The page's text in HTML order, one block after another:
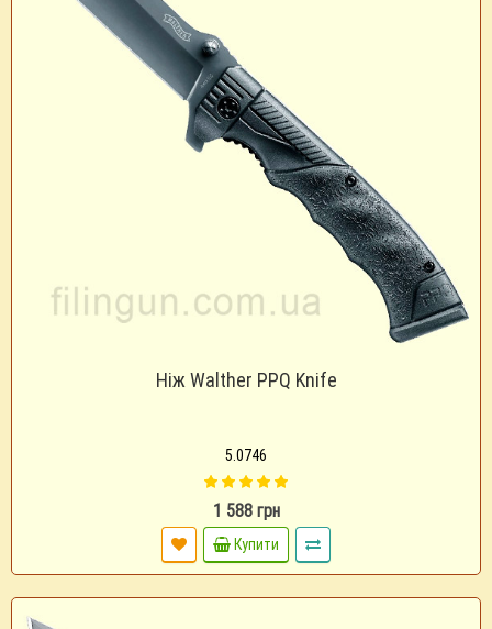
Ніж Walther PPQ Knife
5.0746
1 588 грн
Купити